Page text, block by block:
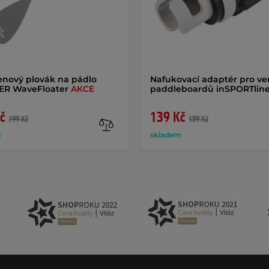
plovák na pádlo
WaveFloater AKCE
199 Kč
Nafukovací adaptér pro
paddleboardů
139 Kč 159 Kč
skladem